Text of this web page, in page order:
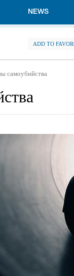
NEWS
ADD TO
самоубийства